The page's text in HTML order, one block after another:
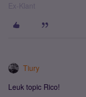
Ex-Klant
Tiury
Leuk topic Rico!